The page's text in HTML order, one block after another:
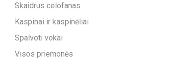
Skaidrus celofanas
Kaspinai ir kaspinėliai
Spalvoti vokai
Visos priemonės